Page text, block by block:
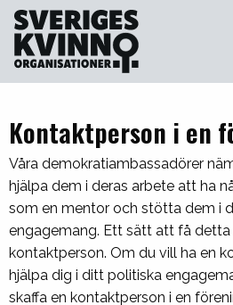
Sveriges Kvinnoorganisationer
Kontaktperson i en
Våra demokratiambassadörer
hjälpa dem i deras arbete att ha
som en mentor och stötta dem i
engagemang. Ett sätt att få detta
kontaktperson. Om du vill ha en
hjälpa dig i ditt politiska
skaffa en kontaktperson i en